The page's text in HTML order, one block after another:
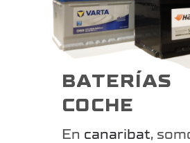
COCHE
En canaribat,